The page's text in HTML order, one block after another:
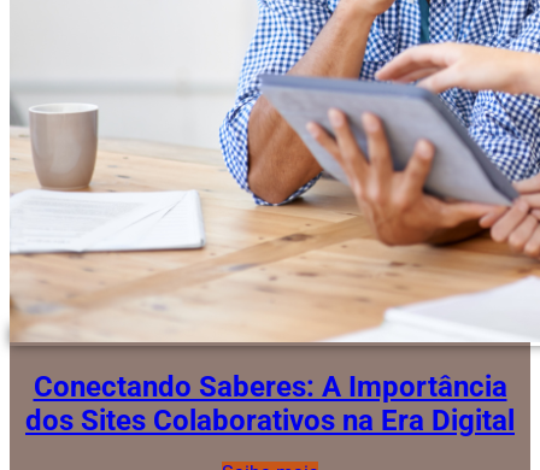
Conectando Saberes: A Importância
dos Sites Colaborativos na Era Digital